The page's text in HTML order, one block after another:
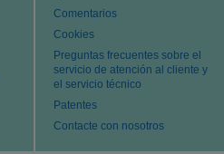
Comentarios
Cookies
Preguntas frecuentes sobre el
servicio de atención al cliente y
el servicio técnico
Patentes
Contacte con nosotros